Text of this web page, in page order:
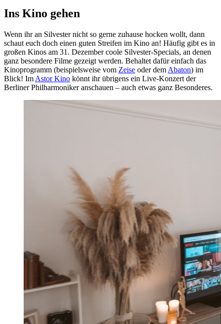
Ins Kino gehen
Wenn ihr an Silvester nicht so gerne zuhause hocken wollt, dann
schaut euch doch einen guten Streifen im Kino an! Häufig gibt es in
großen Kinos am 31. Dezember coole Silvester-Specials, an denen
ganz besondere Filme gezeigt werden. Behaltet dafür einfach das
Kinoprogramm (beispielsweise vom Zeise oder dem Abaton) im
Blick! Im Astor Kino könnt ihr übrigens ein Live-Konzert der
Berliner Philharmoniker anschauen – auch etwas ganz Besonderes.